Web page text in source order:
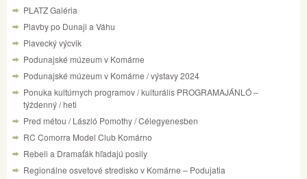
PLATZ Galéria
Plavby po Dunaji a Váhu
Plavecký výcvik
Podunajské múzeum v Komárne
Podunajské múzeum v Komárne / výstavy 2024
Ponuka kultúrnych programov / kulturális PROGRAMAJÁNLÓ –
týždenný / heti
Pred métou / László Pomothy / Célegyenesben
RC Comorra Model Club Komárno
Rebeli a Dramaťák hľadajú posily
Regionálne osvetové stredisko v Komárne – Podujatia